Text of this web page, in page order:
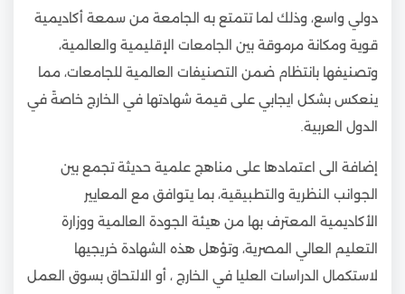
دولي واسع، وذلك لما تتمتع به الجامعة من سمعة أكاديمية
قوية ومكانة مرموقة بين الجامعات الإقليمية والعالمية،
وتصنيفها بانتظام ضمن التصنيفات العالمية للجامعات، مما
ينعكس بشكل ايجابي على قيمة شهادتها في الخارج خاصةً في
الدول العربية.
إضافة الى اعتمادها على مناهج علمية حديثة تجمع بين
الجوانب النظرية والتطبيقية، بما يتوافق مع المعايير
الأكاديمية المعترف بها من هيئة الجودة العالمية ووزارة
التعليم العالي المصرية، وتؤهل هذه الشهادة خريجيها
لاستكمال الدراسات العليا في الخارج ، أو الالتحاق بسوق العمل